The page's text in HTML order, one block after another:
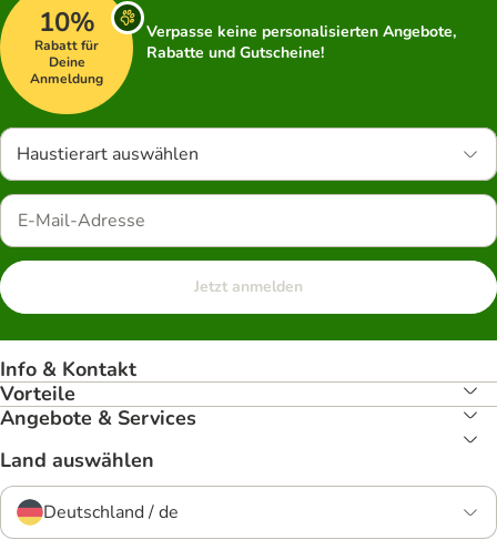
10%
Rabatt für
Deine
Anmeldung
Verpasse keine personalisierten Angebote,
Rabatte und Gutscheine!
Haustierart auswählen
Jetzt anmelden
Info & Kontakt
Vorteile
Angebote & Services
Land auswählen
Deutschland / de